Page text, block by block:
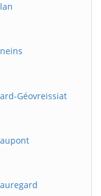
Géovreissiat